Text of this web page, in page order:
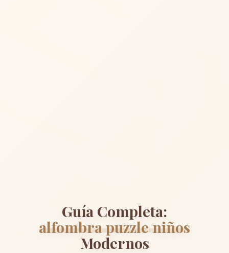
Guía Completa:
alfombra puzzle niños
Modernos